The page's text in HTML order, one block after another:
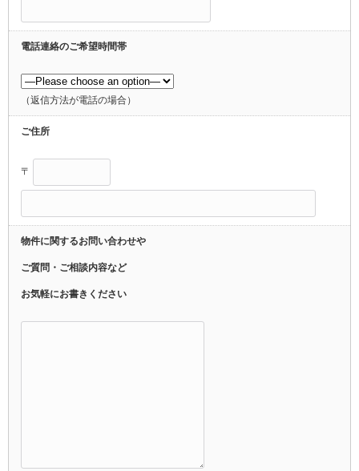
電話連絡のご希望時間帯
（返信方法が電話の場合）
ご住所
〒
物件に関するお問い合わせや
ご質問・ご相談内容など
お気軽にお書きください